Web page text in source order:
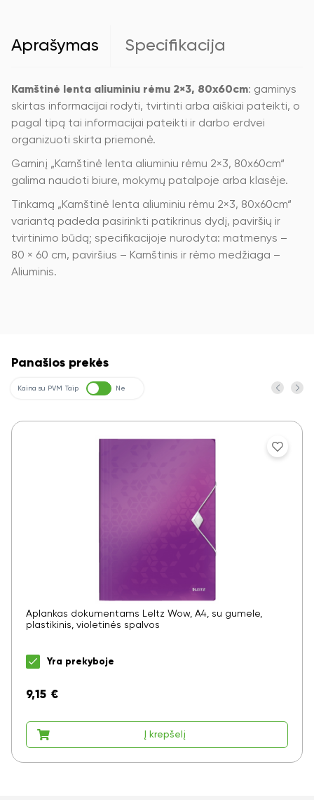
Aprašymas Specifikacija
Kamštinė lenta aliuminiu rėmu 2×3, 80x60cm: gaminys
skirtas informacijai rodyti, tvirtinti arba aiškiai pateikti, o
pagal tipą tai informacijai pateikti ir darbo erdvei
organizuoti skirta priemonė.
Gaminį „Kamštinė lenta aliuminiu rėmu 2×3, 80x60cm“
galima naudoti biure, mokymų patalpoje arba klasėje.
Tinkamą „Kamštinė lenta aliuminiu rėmu 2×3, 80x60cm“
variantą padeda pasirinkti patikrinus dydį, paviršių ir
tvirtinimo būdą; specifikacijoje nurodyta: matmenys –
80 × 60 cm, paviršius – Kamštinis ir rėmo medžiaga –
Aliuminis.
Panašios prekės
Kaina su PVM Taip Ne
Aplankas dokumentams LeItz Wow, A4, su gumele,
plastikinis, violetinės spalvos
Yra prekyboje
9,15 €
Į krepšelį